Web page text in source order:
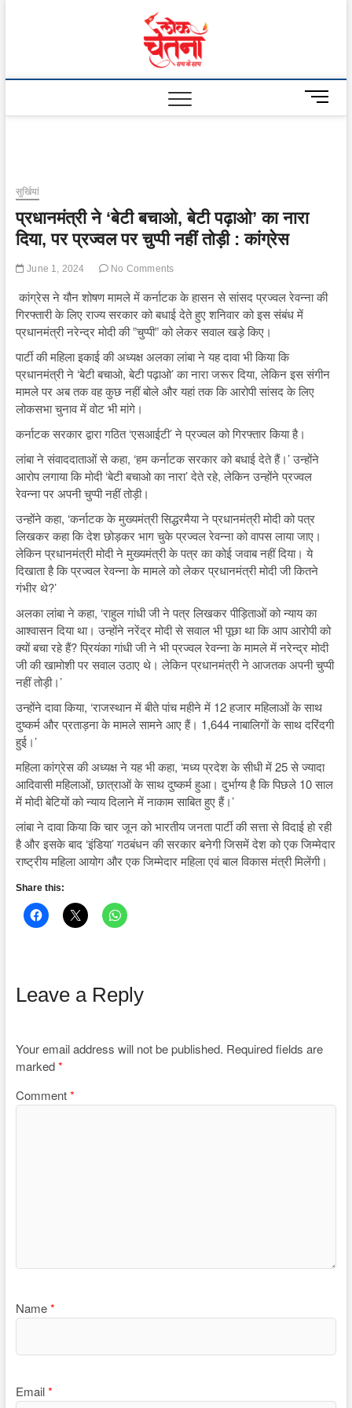
M
e
सुर्खियां
प्रधानमंत्री ने ‘बेटी बचाओ, बेटी पढ़ाओ’ का नारा
दिया, पर प्रज्वल पर चुप्पी नहीं तोड़ी : कांग्रेस
June 1, 2024 No Comments
कांग्रेस ने यौन शोषण मामले में कर्नाटक के हासन से सांसद प्रज्वल रेवन्ना की
गिरफ्तारी के लिए राज्य सरकार को बधाई देते हुए शनिवार को इस संबंध में
प्रधानमंत्री नरेन्द्र मोदी की ”चुप्पी” को लेकर सवाल खड़े किए।
पार्टी की महिला इकाई की अध्यक्ष अलका लांबा ने यह दावा भी किया कि
प्रधानमंत्री ने ‘बेटी बचाओ, बेटी पढ़ाओ’ का नारा जरूर दिया, लेकिन इस संगीन
मामले पर अब तक वह कुछ नहीं बोले और यहां तक कि आरोपी सांसद के लिए
लोकसभा चुनाव में वोट भी मांगे।
कर्नाटक सरकार द्वारा गठित ‘एसआईटी’ ने प्रज्वल को गिरफ्तार किया है।
लांबा ने संवाददाताओं से कहा, ‘हम कर्नाटक सरकार को बधाई देते हैं।’ उन्होंने
आरोप लगाया कि मोदी ‘बेटी बचाओ का नारा’ देते रहे, लेकिन उन्होंने प्रज्वल
रेवन्ना पर अपनी चुप्पी नहीं तोड़ी।
उन्होंने कहा, ‘कर्नाटक के मुख्यमंत्री सिद्धरमैया ने प्रधानमंत्री मोदी को पत्र
लिखकर कहा कि देश छोड़कर भाग चुके प्रज्वल रेवन्ना को वापस लाया जाए।
लेकिन प्रधानमंत्री मोदी ने मुख्यमंत्री के पत्र का कोई जवाब नहीं दिया। ये
दिखाता है कि प्रज्वल रेवन्ना के मामले को लेकर प्रधानमंत्री मोदी जी कितने
गंभीर थे?’
अलका लांबा ने कहा, ‘राहुल गांधी जी ने पत्र लिखकर पीड़िताओं को न्याय का
आश्वासन दिया था। उन्होंने नरेंद्र मोदी से सवाल भी पूछा था कि आप आरोपी को
क्यों बचा रहे हैं? प्रियंका गांधी जी ने भी प्रज्वल रेवन्ना के मामले में नरेन्द्र मोदी
जी की खामोशी पर सवाल उठाए थे। लेकिन प्रधानमंत्री ने आजतक अपनी चुप्पी
नहीं तोड़ी।’
उन्होंने दावा किया, ‘राजस्थान में बीते पांच महीने में 12 हजार महिलाओं के साथ
दुष्कर्म और प्रताड़ना के मामले सामने आए हैं। 1,644 नाबालिगों के साथ दरिंदगी
हुई।’
महिला कांग्रेस की अध्यक्ष ने यह भी कहा, ‘मध्य प्रदेश के सीधी में 25 से ज्यादा
आदिवासी महिलाओं, छात्राओं के साथ दुष्कर्म हुआ। दुर्भाग्य है कि पिछले 10 साल
में मोदी बेटियों को न्याय दिलाने में नाकाम साबित हुए हैं।’
लांबा ने दावा किया कि चार जून को भारतीय जनता पार्टी की सत्ता से विदाई हो रही
है और इसके बाद ‘इंडिया’ गठबंधन की सरकार बनेगी जिसमें देश को एक जिम्मेदार
राष्ट्रीय महिला आयोग और एक जिम्मेदार महिला एवं बाल विकास मंत्री मिलेंगी।
Share this:
Leave a Reply
Your email address will not be published. Required fields are
marked*
Comment*
Name*
Email*